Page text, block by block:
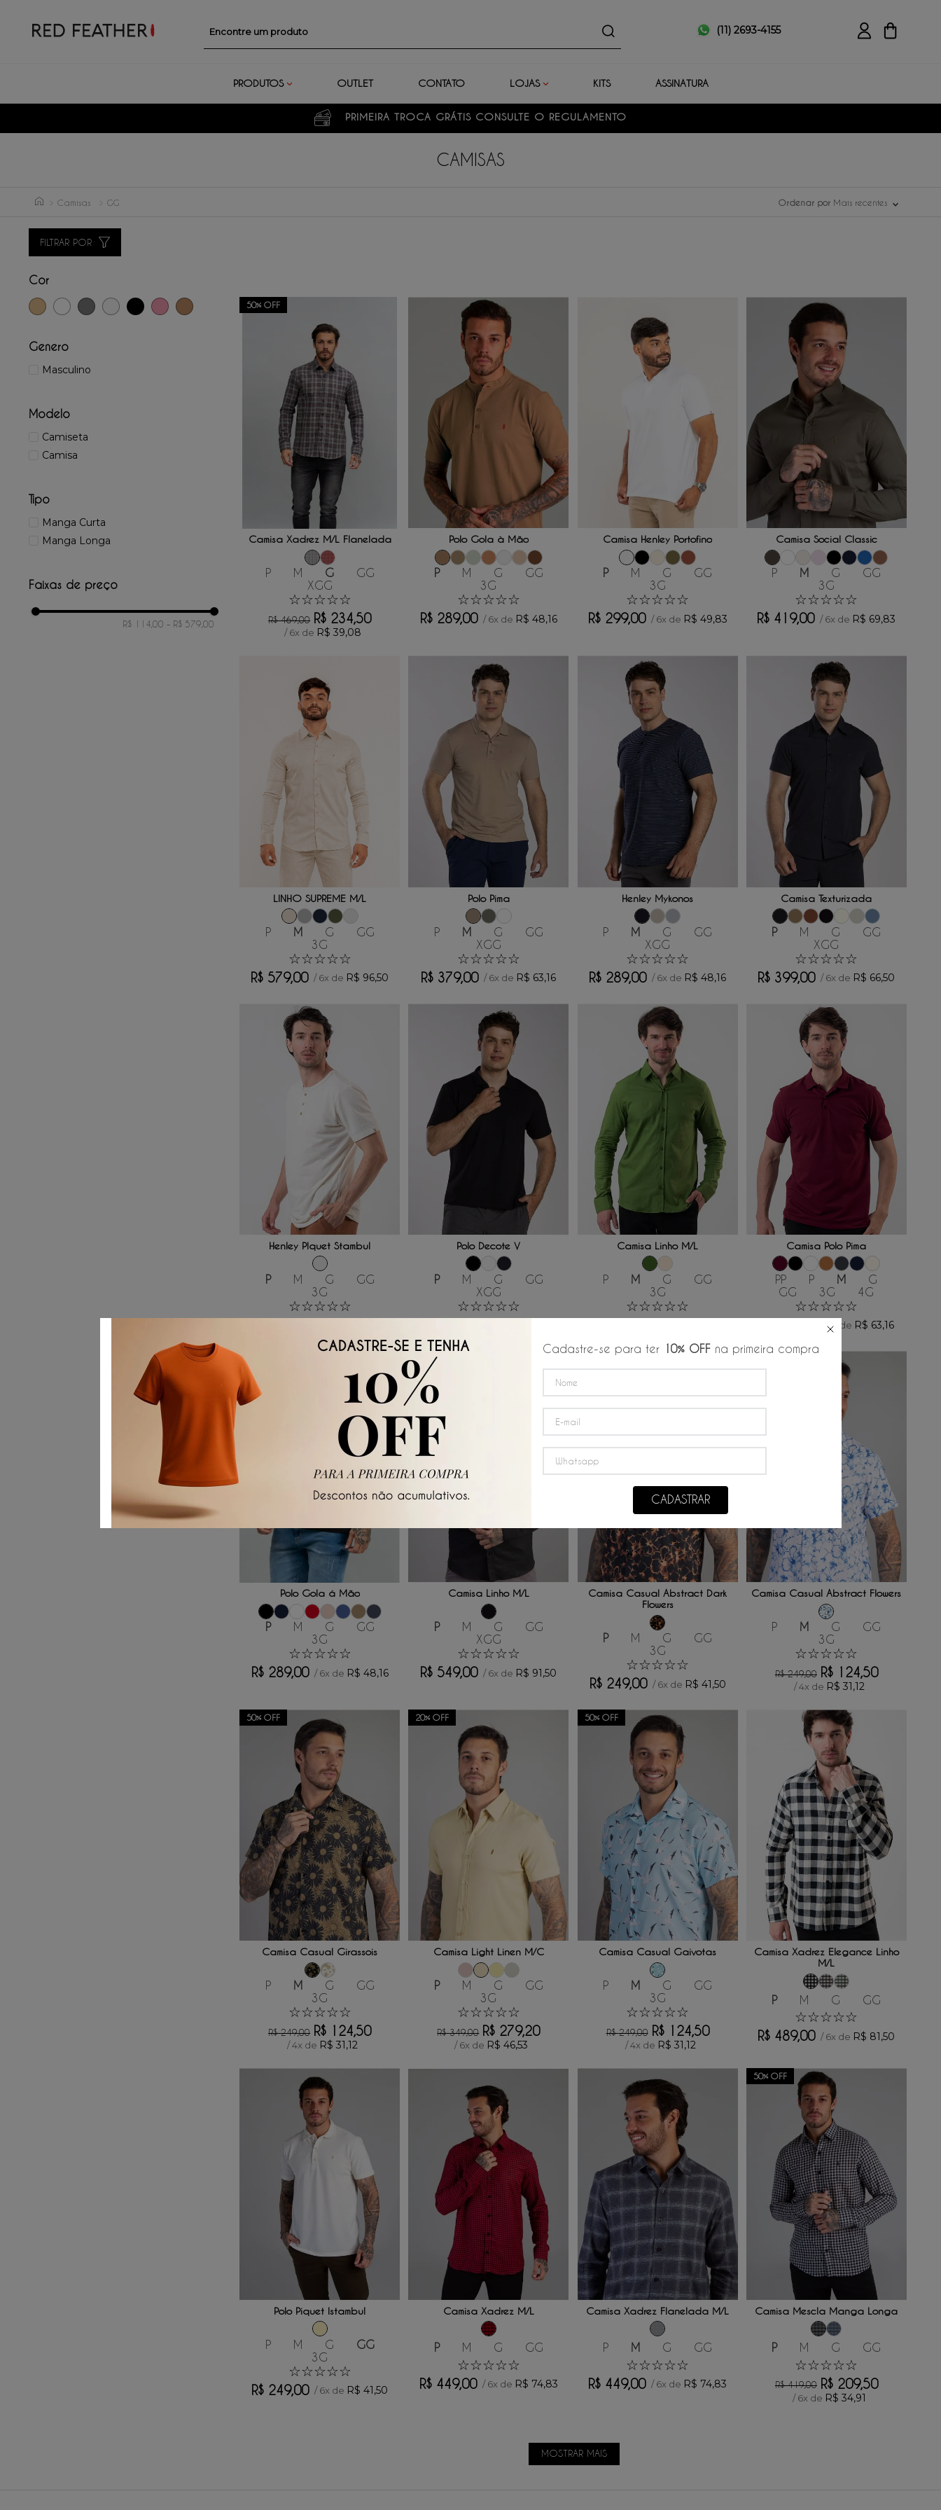
(11) 2693-4155
PRODUTOS OUTLET CONTATO LOJAS KITS ASSINATURA
CAMISAS
Camisas GG Ordenar por Mais recentes
FILTRAR POR
Cor
Genero
Masculino
Modelo
Camiseta
Camisa
Tipo
Manga Curta
Manga Longa
Faixas de preço
R$ 114,00 – R$ 579,00
50% OFF
ADICIONAR AO CARRINHO
Camisa Xadrez M/L Flanelada
P M G
GG
XGG
☆☆☆☆☆
R$ 469,00 R$ 234,50
/6x de R$ 39,08
ADICIONAR AO CARRINHO
Polo Gola à Mão
P M G
GG
3G
☆☆☆☆☆
R$ 289,00 /6x de R$ 48,16
ADICIONAR AO CARRINHO
Camisa Henley Portofino
P M G
GG
3G
☆☆☆☆☆
R$ 299,00 /6x de R$ 49,83
ADICIONAR AO CARRINHO
Camisa Social Classic
P M G
GG
3G
☆☆☆☆☆
R$ 419,00 /6x de R$ 69,83
ADICIONAR AO CARRINHO
LINHO SUPREME M/L
P M G
GG
3G
☆☆☆☆☆
R$ 579,00 /6x de R$ 96,50
ADICIONAR AO CARRINHO
Polo Pima
P M G
GG
XGG
☆☆☆☆☆
R$ 379,00 /6x de R$ 63,16
ADICIONAR AO CARRINHO
Henley Mykonos
P M G
GG
XGG
☆☆☆☆☆
R$ 289,00 /6x de R$ 48,16
ADICIONAR AO CARRINHO
Camisa Texturizada
P M G
GG
XGG
☆☆☆☆☆
R$ 399,00 /6x de R$ 66,50
ADICIONAR AO CARRINHO
Henley PIquet Stambul
P M G
GG
3G
☆☆☆☆☆
ADICIONAR AO CARRINHO
Polo Decote V
P M G
GG
XGG
☆☆☆☆☆
ADICIONAR AO CARRINHO
Camisa Linho M/L
P M G
GG
3G
☆☆☆☆☆
ADICIONAR AO CARRINHO
Camisa Polo Pima
PP P M
G
GG
3G 4G
☆☆☆☆☆
6x de R$ 63,16
ADICIONAR AO CARRINHO
Polo Gola á Mão
P M G
GG
3G
☆☆☆☆☆
R$ 289,00 /6x de R$ 48,16
ADICIONAR AO CARRINHO
Camisa Linho M/L
P M G
GG
XGG
☆☆☆☆☆
R$ 549,00 /6x de R$ 91,50
ADICIONAR AO CARRINHO
Camisa Casual Abstract Dark
Flowers
P M G
GG
3G
☆☆☆☆☆
R$ 249,00 /6x de R$ 41,50
ADICIONAR AO CARRINHO
Camisa Casual Abstract Flowers
P M G
GG
3G
☆☆☆☆☆
R$ 249,00 R$ 124,50
/4x de R$ 31,12
50% OFF
ADICIONAR AO CARRINHO
Camisa Casual Girassois
P M G
GG
3G
☆☆☆☆☆
R$ 249,00 R$ 124,50
/4x de R$ 31 ,12
20% OFF
ADICIONAR AO CARRINHO
Camisa Light Linen M/C
P M G
GG
3G
☆☆☆☆☆
R$ 349,00 R$ 279,20
/6x de R$ 46,53
50%OFF
ADICIONAR AO CARRINHO
Camisa Casual Gaivotas
P M G
GG
3G
☆☆☆☆☆
R$ 249,00 R$ 124,50
/4x de R$ 31 ,12
ADICIONAR AO CARRINHO
Camisa Xadrez Elegance Linho
M/L
P M G GG
☆☆☆☆☆
R$ 489,00 /6x de R$ 81,50
ADICIONAR AO CARRINHO
Polo Piquet Istambul
P M G
GG
3G
☆☆☆☆☆
R$ 249,00 /6x de R$ 41,50
ADICIONAR AO CARRINHO
Camisa Xadrez M/L
P M G GG
☆☆☆☆☆
R$ 449,00 /6x de R$ 74,83
ADICIONAR AO CARRINHO
Camisa Xadrez Flanelada M/L
P M G GG
☆☆☆☆☆
R$ 449,00 /6x de R$ 74,83
50%OFF
ADICIONAR AO CARRINHO
Camisa Mescla Manga Longa
P M G GG
☆☆☆☆☆
R$ 419,00 R$ 209,50
/6x de R$ 34,91
MOSTRAR MAIS
Cadastre-se para ter 10% OFFna primeira compra
CADASTRAR